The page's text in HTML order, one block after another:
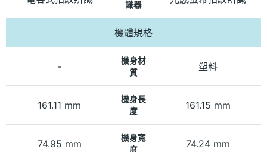
識器
機體規格
-
機身材
質
塑料
161.11 mm
機身長
度
161.15 mm
74.95 mm
機身寬
度
74.24 mm